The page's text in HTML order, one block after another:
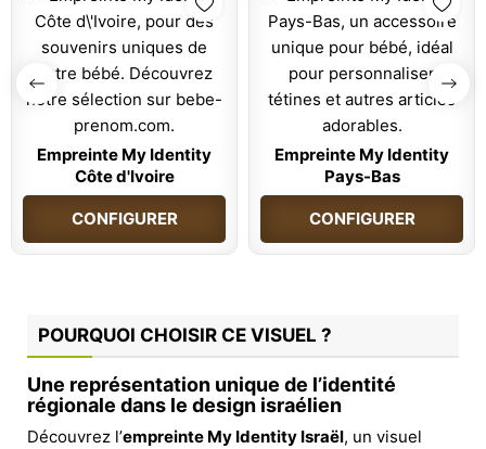
Empreinte My Identity
Côte d'Ivoire
CONFIGURER
Empreinte My Identity
Pays-Bas
CONFIGURER
POURQUOI CHOISIR CE VISUEL ?
Une représentation unique de l’identité
régionale dans le design israélien
Découvrez l’empreinte My Identity Israël, un visuel